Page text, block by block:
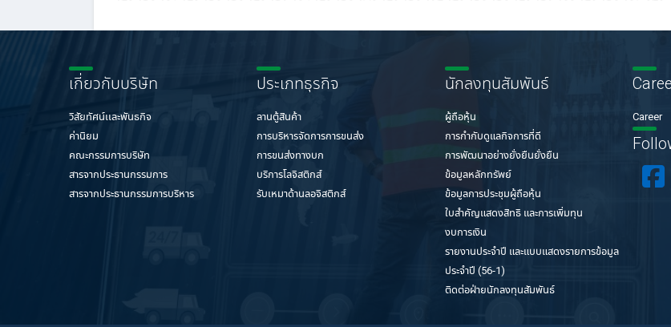
เกี่ยวกับบริษัท
วิสัยทัศน์เเละพันธกิจ
ค่านิยม
คณะกรรมการบริษัท
สารจากประธานกรรมการ
สารจากประธานกรรมการบริหาร
ประเภทธุรกิจ
ลานตู้สินค้า
การบริหารจัดการการขนส่ง
การขนส่งทางบก
บริการโลจิสติกส์
รับเหมาด้านลอจิสติกส์
นักลงทุนสัมพันธ์
ผู้ถือหุ้น
การกำกับดูแลกิจการที่ดี
การพัฒนาอย่างยั่งยืนยั่งยืน
ข้อมูลหลักทรัพย์
ข้อมูลการประชุมผู้ถือหุ้น
ใบสำคัญแสดงสิทธิ และการเพิ่มทุน
งบการเงิน
รายงานประจำปี และแบบแสดงรายการข้อมูล
ประจำปี (56-1)
ติดต่อฝ่ายนักลงทุนสัมพันธ์
Career